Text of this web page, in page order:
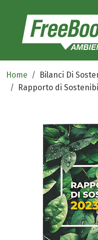
Home
Bilanci Di
Rapporto di